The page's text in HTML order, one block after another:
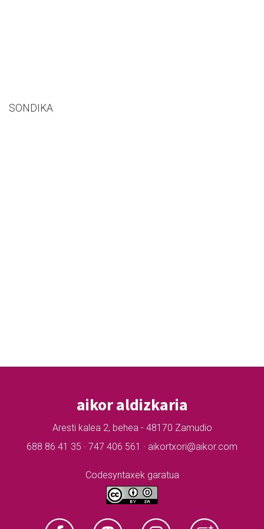
SONDIKA
aikor aldizkaria
Aresti kalea 2, behea - 48170 Zamudio
688 86 41 35 · 747 406 561 · aikortxori@aikor.com
Codesyntaxek garatua